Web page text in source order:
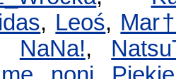
, Leoś,
NaNa!,